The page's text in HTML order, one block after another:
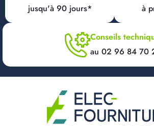
jusqu'à 90 jours*
à
Conseils
au 02 96 84 70